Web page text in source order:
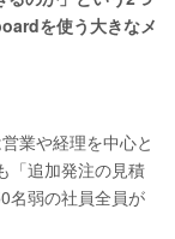
を使う大きなメ
業や経理を中心と
「追加発注の見積
名弱の社員全員が